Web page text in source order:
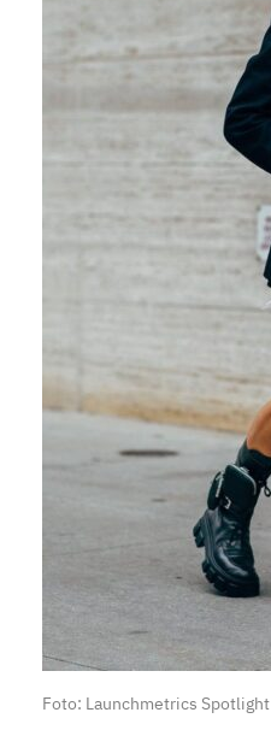
Foto: Launchmetrics Spotlight